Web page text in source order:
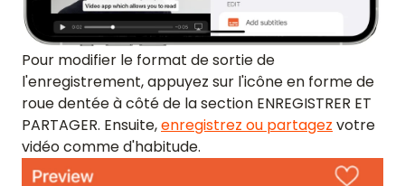
Pour modifier le format de sortie de
l'enregistrement, appuyez sur l'icône en forme de
roue dentée à côté de la section ENREGISTRER ET
PARTAGER. Ensuite,enregistrez ou partagez votre
vidéo comme d'habitude.